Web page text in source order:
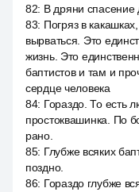
82: В дряни спасение
83: Погряз в
вырваться. Это
жизнь. Это
баптистов и там и
сердце человека
84: Гораздо. То есть
простоквашинка. По
рано.
85: Глубже всяких
поздно.
86: Гораздо глубже